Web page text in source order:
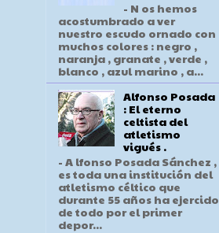
- N os hemos
acostumbrado a ver
nuestro escudo ornado con
muchos colores : negro ,
naranja , granate , verde ,
blanco , azul marino , a...
Alfonso Posada
: El eterno
celtista del
atletismo
vigués .
- A lfonso Posada Sánchez ,
es toda una institución del
atletismo céltico que
durante 55 años ha ejercido
de todo por el primer
depor...